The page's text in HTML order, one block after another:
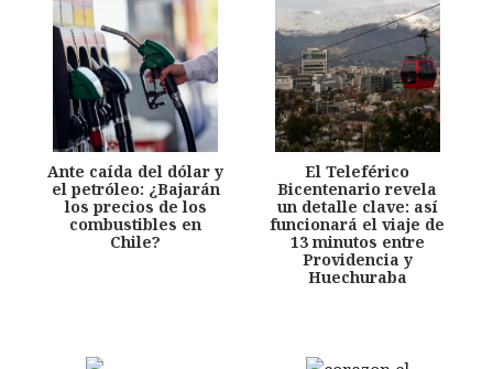
Ante caída del dólar y
el petróleo: ¿Bajarán
los precios de los
combustibles en
Chile?
El Teleférico
Bicentenario revela
un detalle clave: así
funcionará el viaje de
13 minutos entre
Providencia y
Huechuraba